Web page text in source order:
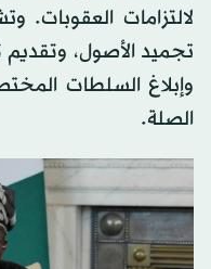
لالتزامات
تجميد الأصول، وتقديم
وإبلاغ السلطات
الصلة.